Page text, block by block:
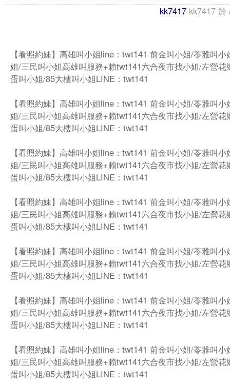
kk7417 kk7417 於
【看照約妹】高雄叫小姐line：twt141 前金叫小姐/苓雅叫
姐/三民叫小姐高雄叫服務+賴twt141六合夜市找小姐/左營花
蛋叫小姐/85大樓叫小姐LINE：twt141
【看照約妹】高雄叫小姐line：twt141 前金叫小姐/苓雅叫
姐/三民叫小姐高雄叫服務+賴twt141六合夜市找小姐/左營花
蛋叫小姐/85大樓叫小姐LINE：twt141
【看照約妹】高雄叫小姐line：twt141 前金叫小姐/苓雅叫
姐/三民叫小姐高雄叫服務+賴twt141六合夜市找小姐/左營花
蛋叫小姐/85大樓叫小姐LINE：twt141
【看照約妹】高雄叫小姐line：twt141 前金叫小姐/苓雅叫
姐/三民叫小姐高雄叫服務+賴twt141六合夜市找小姐/左營花
蛋叫小姐/85大樓叫小姐LINE：twt141
【看照約妹】高雄叫小姐line：twt141 前金叫小姐/苓雅叫
姐/三民叫小姐高雄叫服務+賴twt141六合夜市找小姐/左營花
蛋叫小姐/85大樓叫小姐LINE：twt141
【看照約妹】高雄叫小姐line：twt141 前金叫小姐/苓雅叫
姐/三民叫小姐高雄叫服務+賴twt141六合夜市找小姐/左營花
蛋叫小姐/85大樓叫小姐LINE：twt141
【看照約妹】高雄叫小姐line：twt141 前金叫小姐/苓雅叫
姐/三民叫小姐高雄叫服務+賴twt141六合夜市找小姐/左營花
蛋叫小姐/85大樓叫小姐LINE：twt141